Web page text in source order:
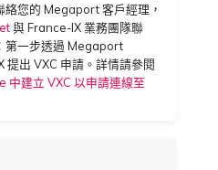
登入 Megaport Portal
Latitude.sh
Oracle Cloud Infrastructure
OVHcloud MCR 連線
Salesforce MCR 連線
絡您的 Megaport 客戶經理，
與 France-IX 業務團隊聯
第一步透過 Megaport
出 VXC 申請。詳情請參閱
建立 VXC 以申請連線至